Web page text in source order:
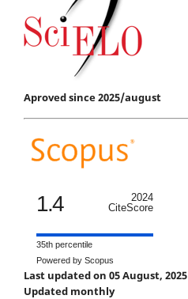
Aproved since 2025/august
1.4
2024
CiteScore
35th percentile
Powered by Scopus
Last updated on 05 August, 2025
Updated monthly